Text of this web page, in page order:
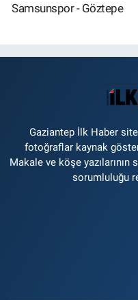
Samsunspor - Göztepe
Gaziantep İlk Haber
fotoğraflar kaynak
Makale ve köşe yazılarının
sorumluluğu